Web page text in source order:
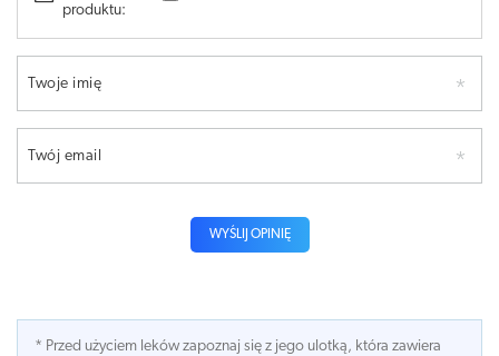
produktu:
Twoje imię
Twój email
WYŚLIJ OPINIĘ
* Przed użyciem leków zapoznaj się z jego ulotką, która zawiera